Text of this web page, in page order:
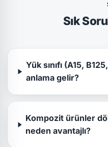
Sık
Yük sınıfı (A15,
anlama gelir?
Kompozit ürünler
neden avantajlı?